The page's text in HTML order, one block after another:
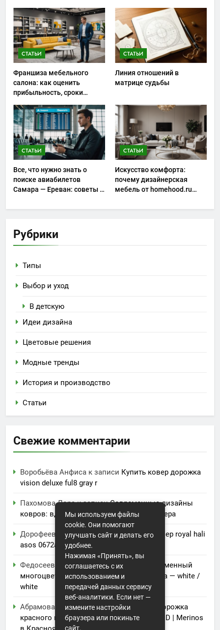
ассортиментом
СТАТЬИ
Франшиза мебельного
салона: как оценить
прибыльность, сроки
запуска
СТАТЬИ
Линия отношений в
матрице судьбы
СТАТЬИ
Все, что нужно знать о
поиске авиабилетов
Самара — Ереван: советы и
СТАТЬИ
Искусство комфорта:
почему дизайнерская
мебель от homehood.ru
интерьере
Рубрики
Типы
Выбор и уход
В детскую
Идеи дизайна
Цветовые решения
Модные тренды
История и производство
Статьи
Свежие комментарии
Воробьёва Анфиса к записи Купить ковер дорожка
vision deluxe ful8 gray r
Пахомова Лорак записиСовременные дизайны
ковров: вдохновение для вашего интерьера
Дорофеева Акулинак записиКупить ковер royal hali
asos 0672a
Федосеева Вандак записиКупить современный
многоцветный ковер erkaplan pamir 7253a — white /
white
Абрамова Аксиньяк записиКовровая дорожка
красного цвета Меринос Da Vinci 5442 RED | Merinos
Мы используем файлы
cookie. Они помогают
улучшать сайт и делать его
удобнее.
Нажимая «Принять», вы
соглашаетесь с их
использованием и
передачей данных сервису
веб-аналитики. Если нет —
измените настройки
браузера или покиньте
сайт.